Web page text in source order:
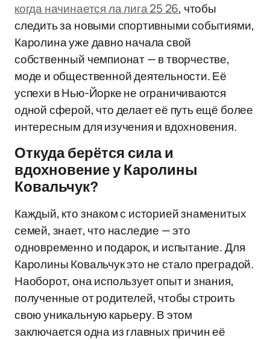
когда начинается ла лига 25 26, чтобы
следить за новыми спортивными событиями,
Каролина уже давно начала свой
собственный чемпионат — в творчестве,
моде и общественной деятельности. Её
успехи в Нью-Йорке не ограничиваются
одной сферой, что делает её путь ещё более
интересным для изучения и вдохновения.
Откуда берётся сила и
вдохновение у Каролины
Ковальчук?
Каждый, кто знаком с историей знаменитых
семей, знает, что наследие — это
одновременно и подарок, и испытание. Для
Каролины Ковальчук это не стало преградой.
Наоборот, она использует опыт и знания,
полученные от родителей, чтобы строить
свою уникальную карьеру. В этом
заключается одна из главных причин её